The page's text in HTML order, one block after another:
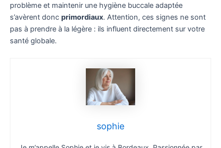
problème et maintenir une hygiène buccale adaptée
s’avèrent donc primordiaux. Attention, ces signes ne sont
pas à prendre à la légère : ils influent directement sur votre
santé globale.
sophie